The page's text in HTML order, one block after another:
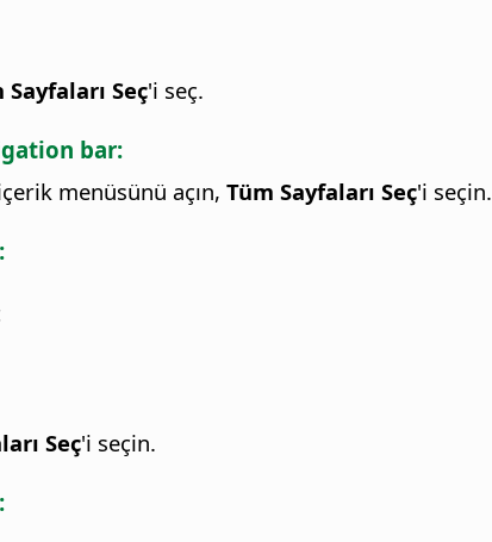
Seç'i seç.
bar:
menüsünü açın, Tüm Sayfaları Seç'i seçin.
Seç'i seçin.